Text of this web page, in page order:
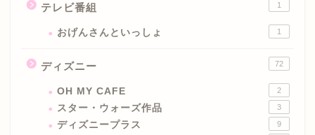
テレビ番組 1
おげんさんといっしょ 1
ディズニー 72
OH MY CAFE 2
スター・ウォーズ作品 3
ディズニープラス 9